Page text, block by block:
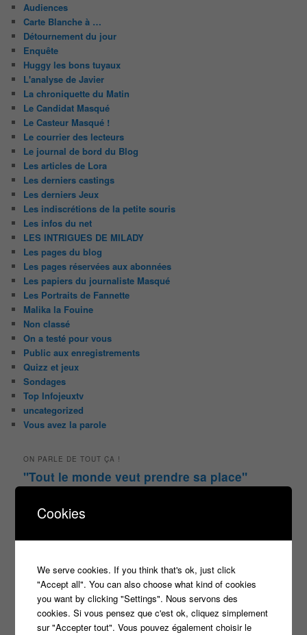
Audiences
Carte Blanche à …
Détournement du jour
Enquête
Huggy les bons tuyaux
L'analyse de Javier
La chroniquette du Matin
Le Candidat Masqué
Le Casteur Masqué !
Le courrier des lecteurs
Le journal de bord du Blog
Les articles de Lora
Les derniers castings
Les derniers Jeux
Les indiscrétions de la petite souris
Les infos du net
LES INTRIGUES DE MILADY
Les pages du blog
Les pages réservées aux abonnées
Les papiers du journaliste Masqué
Les Portraits de Fannette
Malika la Fouine
Non classé
On a testé pour vous
Public aux enregistrements
Quizz et jeux
Sondages
Top Infojeuxtv
uncategorized
Vous avez la parole
ON PARLE DE TOUT ÇA !
"Tout le monde veut prendre sa place"
casting
indiscrétions info info jeux tv Infos Inscription jeu
jeu tvJeuxJeux TV Julien Courbet Jérémy Michalak
Koh Lantalaurence boccolini le maillon faible m6
Cookies
We serve cookies. If you think that's ok, just click
"Accept all". You can also choose what kind of cookies
you want by clicking "Settings". Nous servons des
cookies. Si vous pensez que c'est ok, cliquez simplement
sur "Accepter tout". Vous pouvez également choisir le